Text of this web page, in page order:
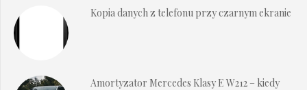
Kopia danych z telefonu przy czarnym ekranie
Amortyzator Mercedes Klasy E W212 – kiedy